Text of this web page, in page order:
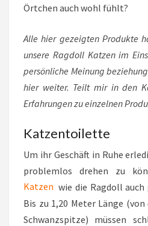
Örtchen auch wohl fühlt?
Alle hier gezeigten Produkte
unsere Ragdoll Katzen im
persönliche Meinung
hier weiter. Teilt mir in den
Erfahrungen zu einzelnen
Katzentoilette
Um ihr Geschäft in Ruhe
problemlos drehen zu
Katzen wie die Ragdoll
Bis zu 1,20 Meter Länge
Schwanzspitze) müssen